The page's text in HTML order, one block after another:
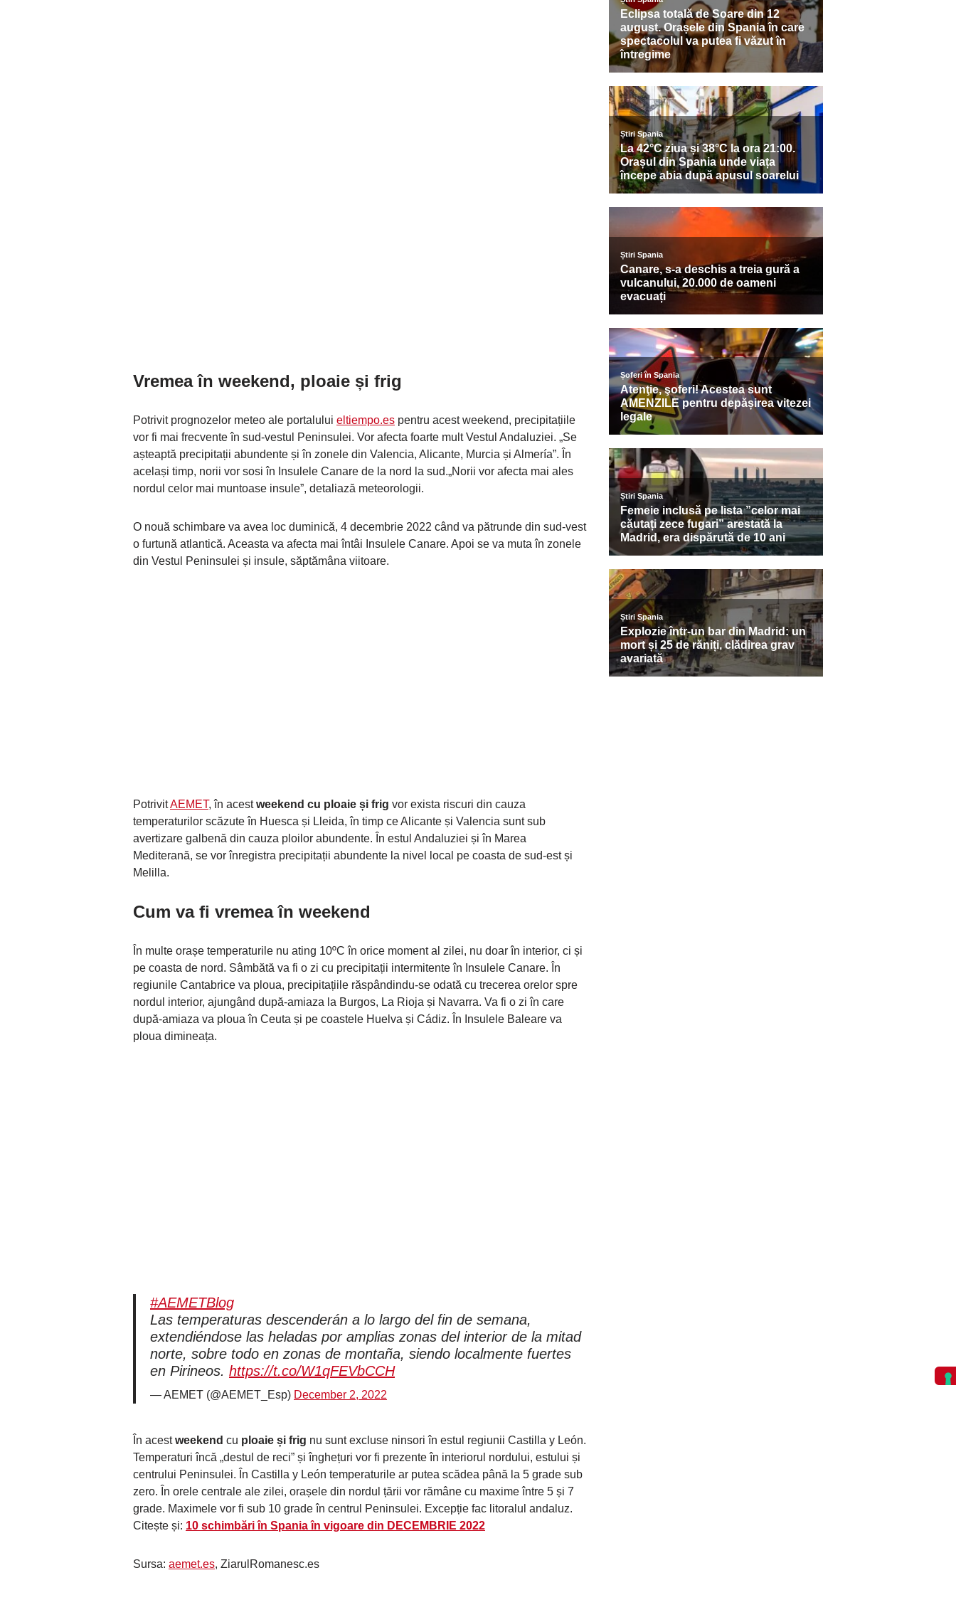
Vremea în weekend, ploaie și frig
Potrivit prognozelor meteo ale portalului eltiempo.es pentru acest weekend, precipitațiile
vor fi mai frecvente în sud-vestul Peninsulei. Vor afecta foarte mult Vestul Andaluziei. „Se
așteaptă precipitații abundente și în zonele din Valencia, Alicante, Murcia și Almería”. În
același timp, norii vor sosi în Insulele Canare de la nord la sud.„Norii vor afecta mai ales
nordul celor mai muntoase insule”, detaliază meteorologii.
O nouă schimbare va avea loc duminică, 4 decembrie 2022 când va pătrunde din sud-vest
o furtună atlantică. Aceasta va afecta mai întâi Insulele Canare. Apoi se va muta în zonele
din Vestul Peninsulei și insule, săptămâna viitoare.
PotrivitAEMET, în acestweekend cu ploaie și frig vor exista riscuri din cauza
temperaturilor scăzute în Huesca și Lleida, în timp ce Alicante și Valencia sunt sub
avertizare galbenă din cauza ploilor abundente. În estul Andaluziei și în Marea
Mediterană, se vor înregistra precipitații abundente la nivel local pe coasta de sud-est și
Melilla.
Cum va fi vremea în weekend
În multe orașe temperaturile nu ating 10ºC în orice moment al zilei, nu doar în interior, ci și
pe coasta de nord. Sâmbătă va fi o zi cu precipitații intermitente în Insulele Canare. În
regiunile Cantabrice va ploua, precipitațiile răspândindu-se odată cu trecerea orelor spre
nordul interior, ajungând după-amiaza la Burgos, La Rioja și Navarra. Va fi o zi în care
după-amiaza va ploua în Ceuta și pe coastele Huelva și Cádiz. În Insulele Baleare va
ploua dimineața.
#AEMETBlog
Las temperaturas descenderán a lo largo del fin de semana,
extendiéndose las heladas por amplias zonas del interior de la mitad
norte, sobre todo en zonas de montaña, siendo localmente fuertes
en Pirineos. https://t.co/W1qFEVbCCH
— AEMET (@AEMET_Esp) December 2, 2022
În acestweekend cu ploaie și frig nu sunt excluse ninsori în estul regiunii Castilla y León.
Temperaturi încă „destul de reci” și înghețuri vor fi prezente în interiorul nordului, estului și
centrului Peninsulei. În Castilla y León temperaturile ar putea scădea până la 5 grade sub
zero. În orele centrale ale zilei, orașele din nordul țării vor rămâne cu maxime între 5 și 7
grade. Maximele vor fi sub 10 grade în centrul Peninsulei. Excepție fac litoralul andaluz.
Citește și: 10 schimbări în Spania în vigoare din DECEMBRIE 2022
Sursa: aemet.es, ZiarulRomanesc.es